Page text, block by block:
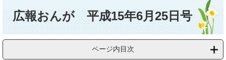
広報おんが 平成15年6月25日号
ページ内目次